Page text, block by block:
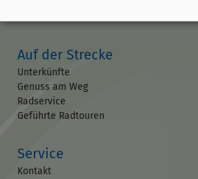
Auf der Strecke
Unterkünfte
Genuss am Weg
Radservice
Geführte Radtouren
Service
Kontakt